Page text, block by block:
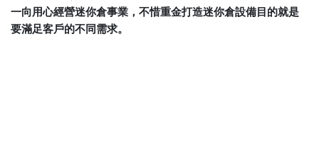
一向用心經營迷你倉事業，不惜重金打造迷你倉設備目的就是
要滿足客戶的不同需求。